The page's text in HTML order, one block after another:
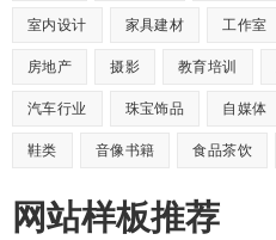
室内设计 家具建材 工作室
房地产 摄影 教育培训
汽车行业 珠宝饰品 自媒体
鞋类 音像书籍 食品茶饮
网站样板推荐